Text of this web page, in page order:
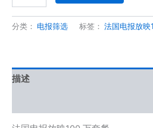
分类： 电报筛选 标签： 法国电报放映
描述